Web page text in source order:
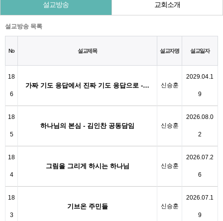
설교방송 교회소개
설교방송 목록
No 설교제목 설교자명 설교일자
18
6
가짜 기도 응답에서 진짜 기도 응답으로 -… 신승훈
2029.04.1
9
18
5
하나님의 본심 - 김인찬 공동담임 신승훈
2026.08.0
2
18
4
그림을 그리게 하시는 하나님 신승훈
2026.07.2
6
18
3
기브온 주민들 신승훈
2026.07.1
9